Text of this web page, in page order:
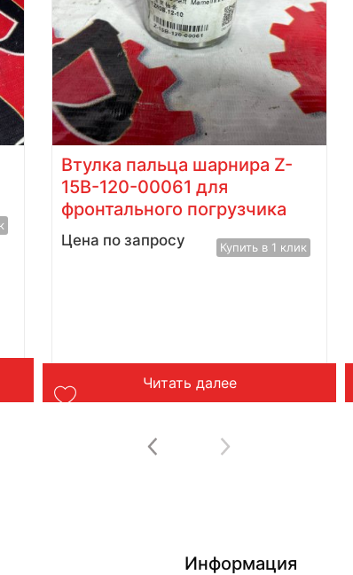
Втулка пальца шарнира Z-
15В-120-00061 для
фронтального погрузчика
Цена по запросу Купить в 1 клик
Читать далее
Информация